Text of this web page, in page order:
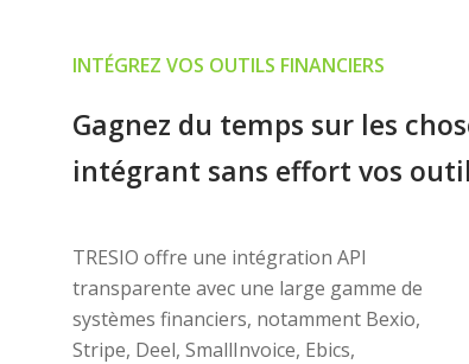
INTÉGREZ VOS OUTILS FINANCIERS
Gagnez du temps sur les
intégrant sans effort vos
TRESIO offre une intégration API
transparente avec une large gamme de
systèmes financiers, notamment Bexio,
Stripe, Deel, SmallInvoice, Ebics,